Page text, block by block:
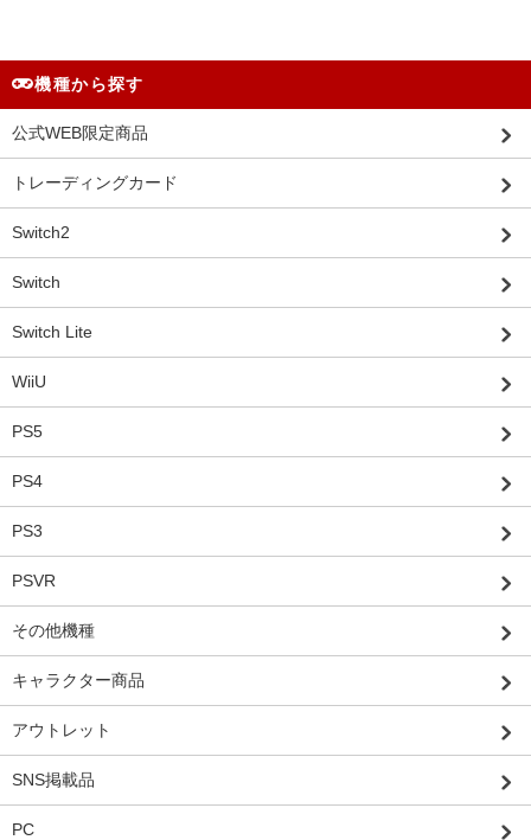
機種から探す
公式WEB限定商品
トレーディングカード
Switch2
Switch
Switch Lite
WiiU
PS5
PS4
PS3
PSVR
その他機種
キャラクター商品
アウトレット
SNS掲載品
PC